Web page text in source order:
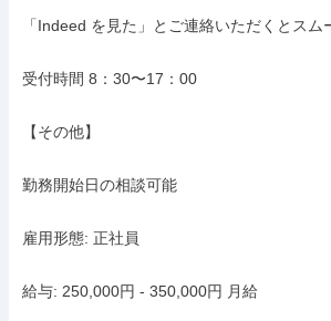
「Indeed を見た」とご連絡いただくとスム
受付時間 8：30〜17：00
【その他】
勤務開始日の相談可能
雇用形態: 正社員
給与: 250,000円 - 350,000円 月給